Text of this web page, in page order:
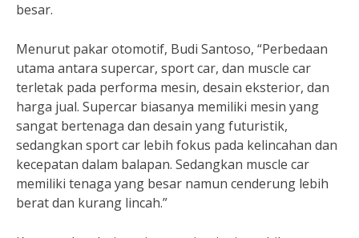
besar.
Menurut pakar otomotif, Budi Santoso, “Perbedaan
utama antara supercar, sport car, dan muscle car
terletak pada performa mesin, desain eksterior, dan
harga jual. Supercar biasanya memiliki mesin yang
sangat bertenaga dan desain yang futuristik,
sedangkan sport car lebih fokus pada kelincahan dan
kecepatan dalam balapan. Sedangkan muscle car
memiliki tenaga yang besar namun cenderung lebih
berat dan kurang lincah.”